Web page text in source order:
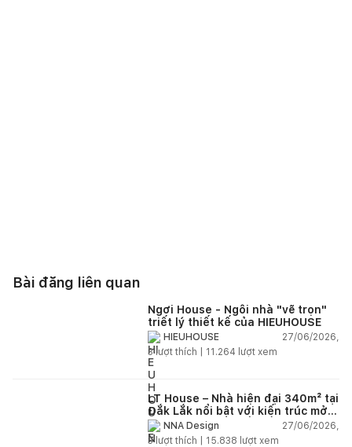
Bài đăng liên quan
Ngơi House - Ngôi nhà "vẽ trọn"
triết lý thiết kế của HIEUHOUSE
HIEUHOUSE
27/06/2026,
3lượt thích | 11.264 lượt xem
LT House – Nhà hiện đại 340m² tại
Đắk Lắk nổi bật với kiến trúc mở
và hệ sân vườn kết nối thiên
nhiên
NNA Design
27/06/2026,
3lượt thích | 15.838 lượt xem